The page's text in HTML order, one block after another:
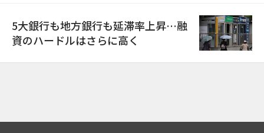
5大銀行も地方銀行も延滞率上昇…融
資のハードルはさらに高く